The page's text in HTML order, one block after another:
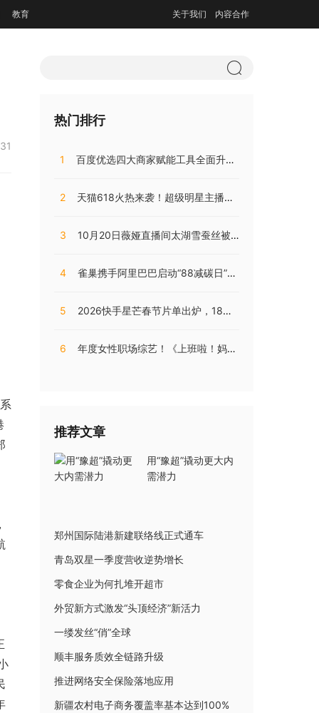
教育 关于我们 内容合作
热门排行
1 百度优选四大商家赋能工具全面升级，持续助推商家降本增效
2 天猫618火热来袭！超级明星主播阵容，共同助阵预售直播盛典
3 10月20日薇娅直播间太湖雪蚕丝被直播开售，开局大卖销量火爆!
4 雀巢携手阿里巴巴启动“88减碳日”，兴起咖啡低碳消费之风
5 2026快手星芒春节片单出炉，18部精品短剧陪伴老铁们过个戏瘾年
6 年度女性职场综艺！《上班啦！妈妈》第二季揭秘直播电商内幕
推荐文章
用“豫超”撬动更大内
需潜力
郑州国际陆港新建联络线正式通车
青岛双星一季度营收逆势增长
零食企业为何扎堆开超市
外贸新方式激发“头顶经济”新活力
一缕发丝“俏”全球
顺丰服务质效全链路升级
推进网络安全保险落地应用
新疆农村电子商务覆盖率基本达到100%